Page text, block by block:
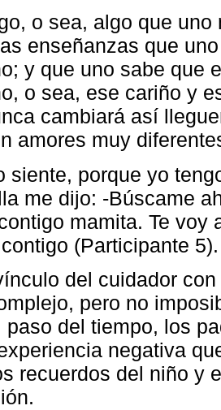
o sea, algo que
enseñanzas que
y que uno sabe que
o sea, ese cariño y
cambiará así
amores muy
siente, porque yo
me dijo: -Búscame
mamita. Te voy
(Participante 5).
del cuidador
pero no
paso del tiempo, los
negativa
recuerdos del niño y